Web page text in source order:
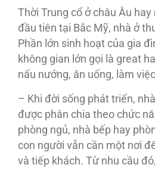
Thời Trung cổ ở châu Âu
đầu tiên tại Bắc Mỹ, nhà ở
Phần lớn sinh hoạt của gia
không gian lớn gọi là great
nấu nướng, ăn uống, làm
– Khi đời sống phát triển,
được phân chia theo chức
phòng ngủ, nhà bếp hay
con người vẫn cần một nơi
và tiếp khách. Từ nhu cầu